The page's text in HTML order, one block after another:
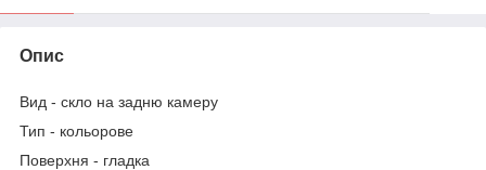
Опис
Вид - скло на задню камеру
Тип - кольорове
Поверхня - гладка